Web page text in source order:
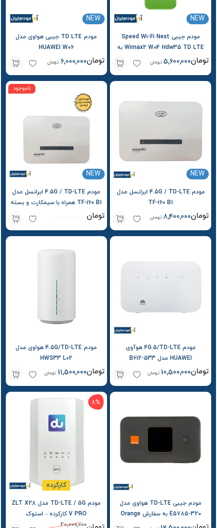
NEW
مودم جیبی Speed Wi-Fi Next
Wimax2 W04 Hdw35 TD LTE به
سفارش au
5,600,000 تومان تومان
NEW
مودم TD LTE جیبی هواوی مدل
HUAWEI W06
6,000,000 تومان تومان
NEW
مودم 4.5G / TD-LTE ایرانسل مدل
TF-i60 B1
8,400,000 تومان تومان
ناموجود
NEW
مودم 4.5G / TD-LTE ایرانسل مدل
TF-i60 B1 همراه با سیمکارت و بسته
تومان
مودم 4G.5/TD-LTE هوآوی
HUAWEI مدل B612-533
10,500,000 تومان تومان
مودم 4.5G/TD-LTE هواوی مدل
HWS33 L02
11,500,000 تومان تومان
مودم جیبی TD-LTE هواوی مدل
E5785-320 به سفارش Orange
Airbox S2
8%
کارکرده
مودم TD-LTE / 5G مدل ZLT X28
V PRO کارکرده – استوک
20,000,000